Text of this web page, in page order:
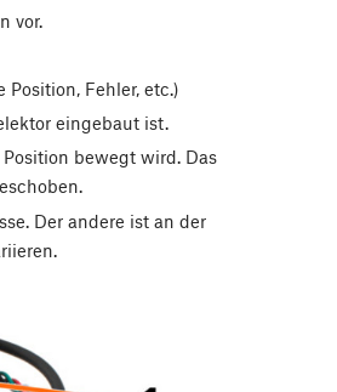
vor.
Fehler, etc.)
eingebaut ist.
bewegt wird. Das
Der andere ist an der